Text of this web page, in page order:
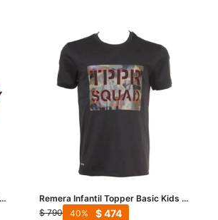
Remera Infantil Topper Basic Kids -
Rojo
$ 790 $474
40